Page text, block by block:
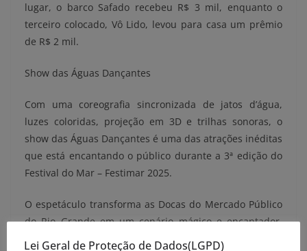
lugar, o barco Safado recebeu R$ 3 mil, enquanto o
terceiro colocado, Vô Lido, levou para casa um prêmio
de R$ 2 mil.
Show das Águas Dançantes
Com uma coreografia sincronizada de jatos d’água,
luzes coloridas, projeção em 3D e trilhas sonoras, o
show das Águas Dançantes é uma das atrações inéditas
que está encantando o público durante a 3ª edição do
Festival do Mar – Festimar 2025.
O espetáculo transforma as Docas do Mercado Público
do Rio Grande em um cenário mágico e encantador,
destacando as belezas naturais da Cidade do Rio
Lei Geral de Proteção de Dados(LGPD)